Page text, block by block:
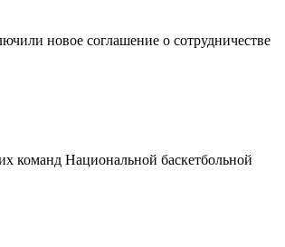
новое соглашение о сотрудничестве
команд Национальной баскетбольной